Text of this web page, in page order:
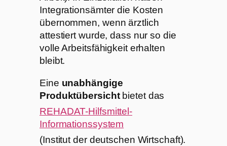
Integrationsämter die Kosten
übernommen, wenn ärztlich
attestiert wurde, dass nur so die
volle Arbeitsfähigkeit erhalten
bleibt.
Eine unabhängige
Produktübersichtbietet das
REHADAT-Hilfsmittel-
Informationssystem
(Institut der deutschen Wirtschaft).